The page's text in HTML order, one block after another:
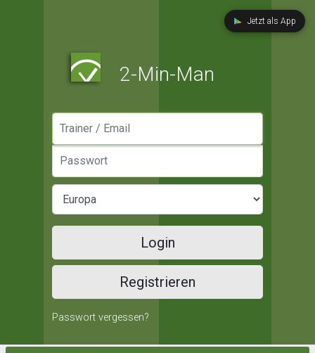
Jetzt als App
2-Min-Man
Login
Registrieren
Passwort vergessen?